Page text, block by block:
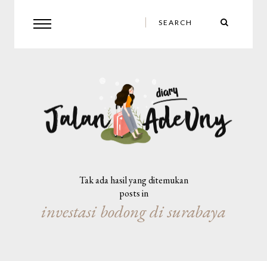
Tak ada hasil yang ditemukan
posts in
investasi bodong di surabaya